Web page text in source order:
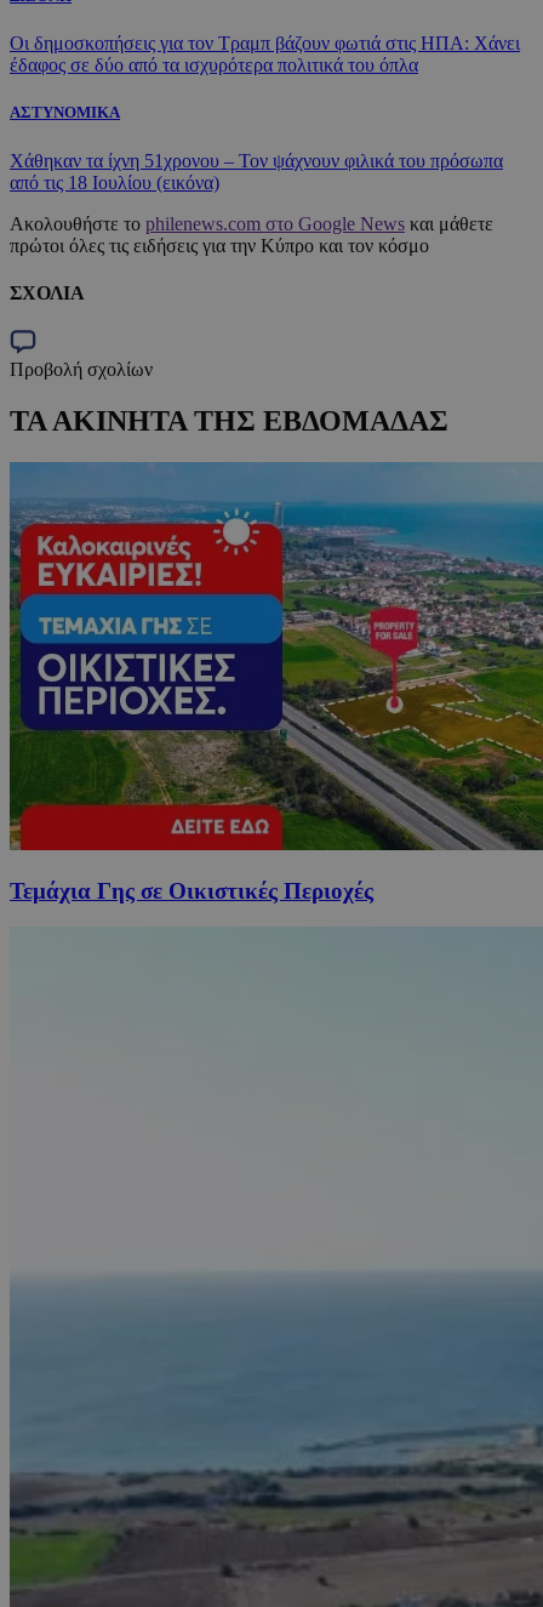
Οι δημοσκοπήσεις για τον Τραμπ βάζουν φωτιά στις ΗΠΑ: Χάνει
έδαφος σε δύο από τα ισχυρότερα πολιτικά του όπλα
ΑΣΤΥΝΟΜΙΚΑ
Χάθηκαν τα ίχνη 51χρονου – Τον ψάχνουν φιλικά του πρόσωπα
από τις 18 Ιουλίου (εικόνα)
Ακολουθήστε το philenews.com στο Google News και μάθετε
πρώτοι όλες τις ειδήσεις για την Κύπρο και τον κόσμο
ΣΧΟΛΙΑ
Προβολή σχολίων
ΤΑ ΑΚΙΝΗΤΑ ΤΗΣ ΕΒΔΟΜΑΔΑΣ
Τεμάχια Γης σε Οικιστικές Περιοχές